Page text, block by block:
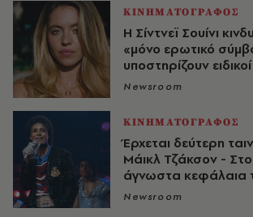
ΚΙΝΗΜΑΤΟΓΡΑΦΟΣ
Η Σίντνεϊ Σουίνι
«μόνο ερωτικό
υποστηρίζουν ειδικοί
Newsroom
ΚΙΝΗΜΑΤΟΓΡΑΦΟΣ
Έρχεται δεύτερη
Μάικλ Τζάκσον - Στο
άγνωστα κεφάλαια
Newsroom